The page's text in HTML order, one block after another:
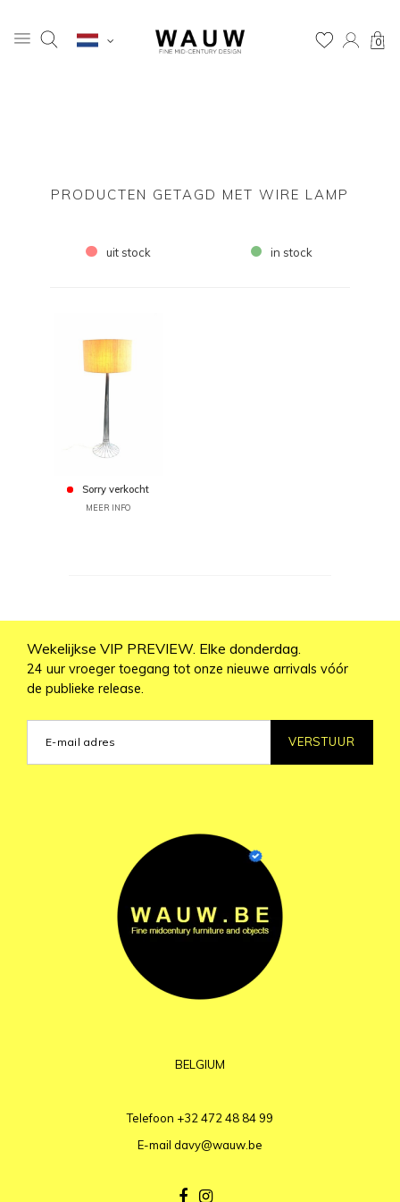
0
PRODUCTEN GETAGD MET WIRE LAMP
uit stock in stock
Sorry verkocht
MEER INFO
Wekelijkse VIP PREVIEW. Elke donderdag.
24 uur vroeger toegang tot onze nieuwe arrivals vóór
de publieke release.
VERSTUUR
BELGIUM
Telefoon +32 472 48 84 99
E-mail davy@wauw.be